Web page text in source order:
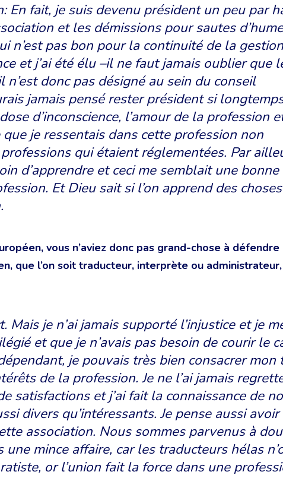
En fait, je suis devenu président un peu par
et les démissions pour sautes
n’est pas bon pour la continuité de la
et j’ai été élu –il ne faut jamais oublier que
donc pas désigné au sein du conseil
jamais pensé rester président si
d’inconscience, l’amour de la profession
je ressentais dans cette profession non
qui étaient réglementées. Par
d’apprendre et ceci me semblait une bonne
Et Dieu sait si l’on apprend des
vous n’aviez donc pas grand-chose à
que l’on soit traducteur, interprète ou
Mais je n’ai jamais supporté l’injustice et je
et que je n’avais pas besoin de courir le
je pouvais très bien consacrer mon
de la profession. Je ne l’ai jamais
satisfactions et j’ai fait la connaissance de
divers qu’intéressants. Je pense aussi
association. Nous sommes parvenus à
une mince affaire, car les traducteurs hélas
or l’union fait la force dans une